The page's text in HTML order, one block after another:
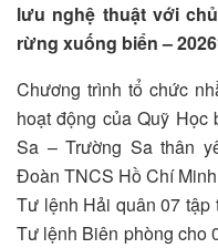
lưu nghệ thuật với chủ
rừng xuống biển –
Chương trình tổ chức
hoạt động của Quỹ Học
Sa – Trường Sa thân
Đoàn TNCS Hồ Chí
Tư lệnh Hải quân 07 tập
Tư lệnh Biên phòng cho